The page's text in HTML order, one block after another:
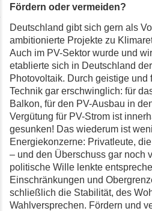
Fördern oder vermeiden?
Deutschland gibt sich gern als
ambitionierte Projekte zu
Auch im PV-Sektor wurde und
etablierte sich in Deutschland
Photovoltaik. Durch geistige
Technik gar erschwinglich: für
Balkon, für den PV-Ausbau in
Vergütung für PV-Strom ist
gesunken! Das wiederum ist
Energiekonzerne: Privatleute,
– und den Überschuss gar noch
politische Wille lenkte
Einschränkungen und
schließlich die Stabilität, des
Wahlversprechen. Fördern und